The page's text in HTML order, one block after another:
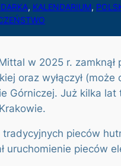
, KALENDARIUM,
w 2025 r. zamknął
oraz wyłączył (może
Górniczej. Już kilka lat
tradycyjnych pieców
uruchomienie pieców